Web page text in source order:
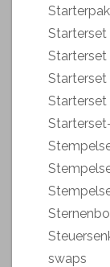
Starterset
Starterset
Starterset
Starterset
swaps